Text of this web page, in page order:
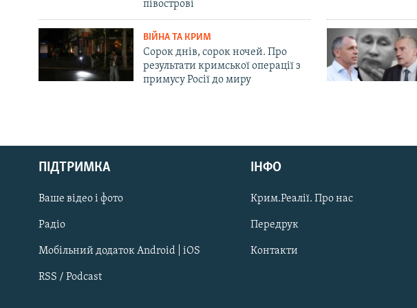
Русский
Qırımtatar
ДОЛУЧАЙСЯ!
півострові
ВІЙНА ТА КРИМ
Сорок днів, сорок ночей. Про
результати кримської операції з
примусу Росії до миру
ПІДТРИМКА
Ваше відео і фото
Радіо
Мобільний додаток Android | iOS
RSS / Podcast
ІНФО
Крим.Реалії. Про нас
Передрук
Контакти